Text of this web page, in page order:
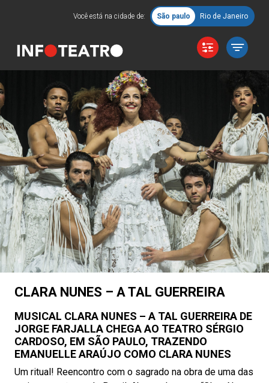
Você está na cidade de: São paulo Rio de Janeiro
CLARA NUNES – A TAL GUERREIRA
MUSICAL CLARA NUNES – A TAL GUERREIRA DE
JORGE FARJALLA CHEGAAO TEATRO SÉRGIO
CARDOSO, EM SÃO PAULO, TRAZENDO
EMANUELLE ARAÚJO COMO CLARA NUNES
Um ritual! Reencontro com o sagrado na obra de uma das